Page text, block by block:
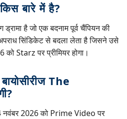
बारे में है?
है जो एक बदनाम पूर्व चैंपियन की
सिंडिकेट से बदला लेता है जिसने उसे
Starz पर प्रीमियर होगा।
The
नवंबर 2026 को Prime Video पर